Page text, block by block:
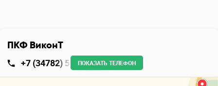
ПКФ ВиконТ
+7 (34782) 5 ПОКАЗАТЬ ТЕЛЕФОН